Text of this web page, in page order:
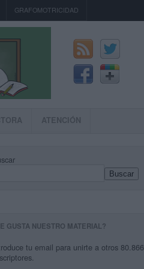
GRAFOMOTRICIDAD
ATENCIÓN
Buscar
GUSTA NUESTRO MATERIAL?
tu email para unirte a otros 80.866